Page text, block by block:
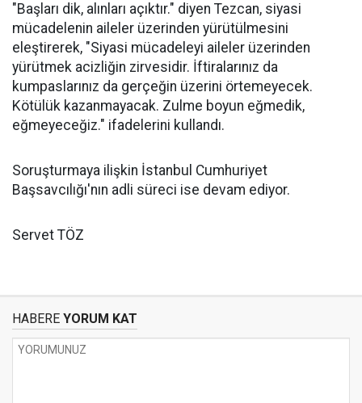
"Başları dik, alınları açıktır." diyen Tezcan, siyasi
mücadelenin aileler üzerinden yürütülmesini
eleştirerek, "Siyasi mücadeleyi aileler üzerinden
yürütmek acizliğin zirvesidir. İftiralarınız da
kumpaslarınız da gerçeğin üzerini örtemeyecek.
Kötülük kazanmayacak. Zulme boyun eğmedik,
eğmeyeceğiz." ifadelerini kullandı.
Soruşturmaya ilişkin İstanbul Cumhuriyet
Başsavcılığı'nın adli süreci ise devam ediyor.
Servet TÖZ
HABERE YORUM KAT